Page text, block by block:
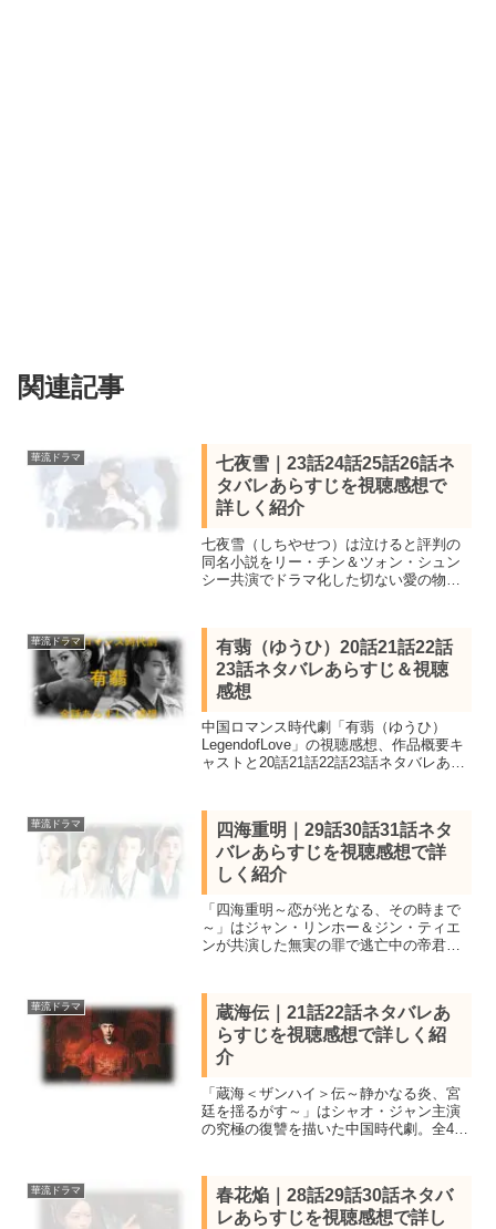
関連記事
華流ドラマ
七夜雪｜23話24話25話26話ネ
タバレあらすじを視聴感想で
詳しく紹介
七夜雪（しちやせつ）は泣けると評判の
同名小説をリー・チン＆ツォン・シュン
シー共演でドラマ化した切ない愛の物
しく。年度優秀賞受賞し数々の人気ラン
キングで1位を獲得
華流ドラマ
有翡（ゆうひ）20話21話22話
23話ネタバレあらすじ＆視聴
感想
中国ロマンス時代劇「有翡（ゆうひ）
LegendofLove」の視聴感想、作品概要キ
ャストと20話21話22話23話ネタバレあら
2020年時代劇ドラマランキング一位を獲
得。
華流ドラマ
四海重明｜29話30話31話ネタ
バレあらすじを視聴感想で詳
しく紹介
「四海重明～恋が光となる、その時まで
～」はジャン・リンホー＆ジン・ティエ
ンが共演した無実の罪で逃亡中の帝君と
ャスト、29話30話31話のネタバレ感想を
詳しく紹介します。
華流ドラマ
蔵海伝｜21話22話ネタバレあ
らすじを視聴感想で詳しく紹
介
「蔵海＜ザンハイ＞伝～静かなる炎、宮
廷を揺るがす～」はシャオ・ジャン主演
の究極の復讐を描いた中国時代劇。全40
一族を皆殺しにされた少年が成長し復讐
に向かう。
華流ドラマ
春花焔｜28話29話30話ネタバ
レあらすじを視聴感想で詳し